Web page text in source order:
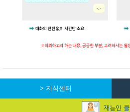
> 지식센터
재능인